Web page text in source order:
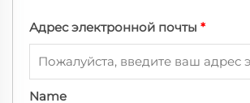
Адрес электронной почты *
Name